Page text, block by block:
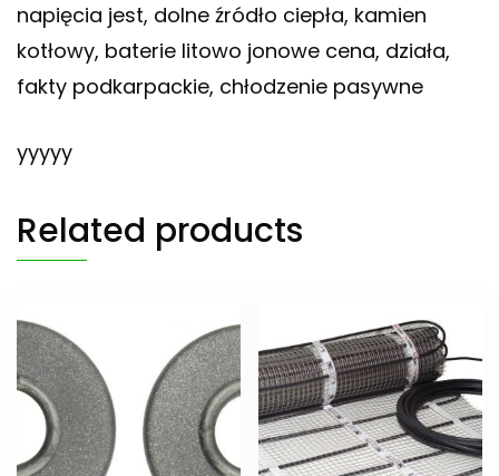
napięcia jest, dolne źródło ciepła, kamien
kotłowy, baterie litowo jonowe cena, działa,
fakty podkarpackie, chłodzenie pasywne
yyyyy
Related products